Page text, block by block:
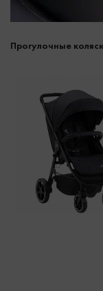
Прогулочные